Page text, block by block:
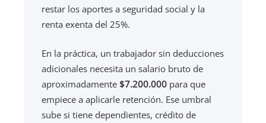
restar los aportes a seguridad social y la
renta exenta del 25%.
En la práctica, un trabajador sin deducciones
adicionales necesita un salario bruto de
aproximadamente $7.200.000 para que
empiece a aplicarle retención. Ese umbral
sube si tiene dependientes, crédito de